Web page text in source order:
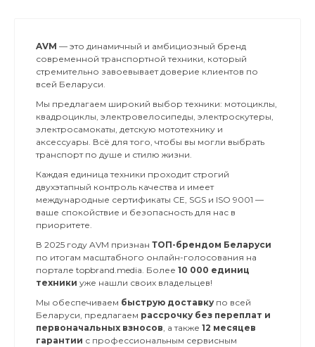
AVM — это динамичный и амбициозный бренд
современной транспортной техники, который
стремительно завоевывает доверие клиентов по
всей Беларуси.
Мы предлагаем широкий выбор техники: мотоциклы,
квадроциклы, электровелосипеды, электроскутеры,
электросамокаты, детскую мототехнику и
аксессуары. Всё для того, чтобы вы могли выбрать
транспорт по душе и стилю жизни.
Каждая единица техники проходит строгий
двухэтапный контроль качества и имеет
международные сертификаты CE, SGS и ISO 9001 —
ваше спокойствие и безопасность для нас в
приоритете.
В 2025 году AVM признан ТОП-брендом Беларуси
по итогам масштабного онлайн-голосования на
портале topbrand.media. Более 10 000 единиц
техники уже нашли своих владельцев!
Мы обеспечиваем быструю доставкупо всей
Беларуси, предлагаем рассрочку без переплат и
первоначальных взносов, а также 12 месяцев
гарантии с профессиональным сервисным